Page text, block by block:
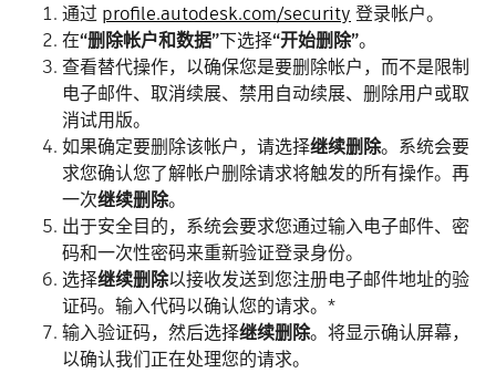
通过 profile.autodesk.com/security 登录帐户。
在“删除帐户和数据”下选择“开始删除”。
查看替代操作，以确保您是要删除帐户，而不是限制
电子邮件、取消续展、禁用自动续展、删除用户或取
消试用版。
如果确定要删除该帐户，请选择继续删除。系统会要
求您确认您了解帐户删除请求将触发的所有操作。再
一次继续删除。
出于安全目的，系统会要求您通过输入电子邮件、密
码和一次性密码来重新验证登录身份。
选择继续删除以接收发送到您注册电子邮件地址的验
证码。输入代码以确认您的请求。*
输入验证码，然后选择继续删除。将显示确认屏幕，
以确认我们正在处理您的请求。